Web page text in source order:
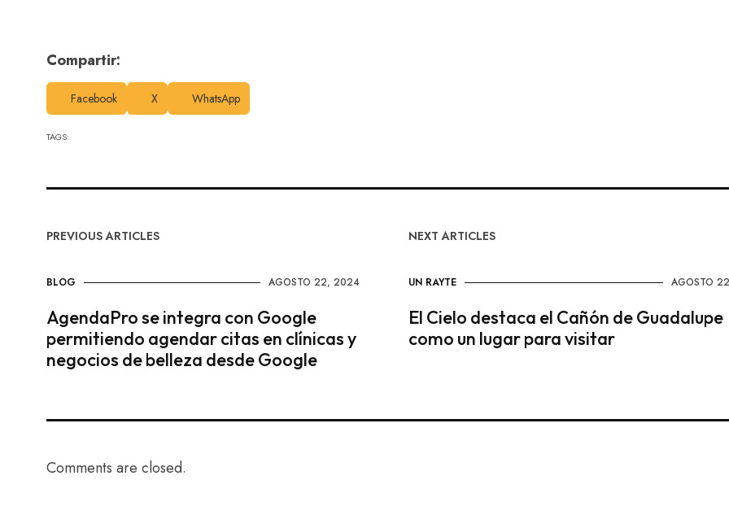
Compartir:
Facebook X WhatsApp
TAGS:
PREVIOUS ARTICLES
BLOG AGOSTO 22, 2024
AgendaPro se integra con Google
permitiendo agendar citas en clínicas y
negocios de belleza desde Google
NEXT ARTICLES
UN RAYTE AGOSTO
El Cielo destaca el Cañón de Guadalupe
como un lugar para visitar
Comments are closed.